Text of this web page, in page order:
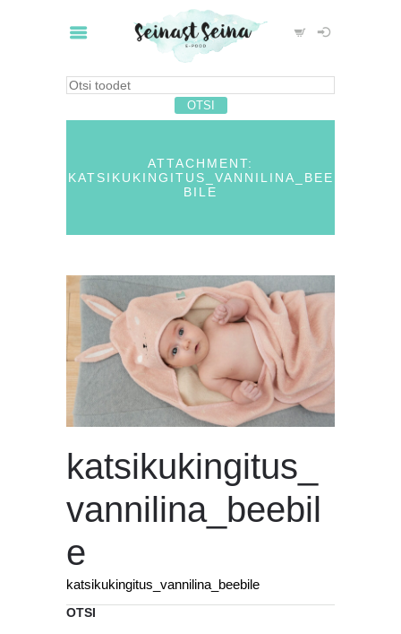
ATTACHMENT:
KATSIKUKINGITUS_VANNILINA_BEE
BILE
katsikukingitus_
vannilina_beebil
e
katsikukingitus_vannilina_beebile
OTSI